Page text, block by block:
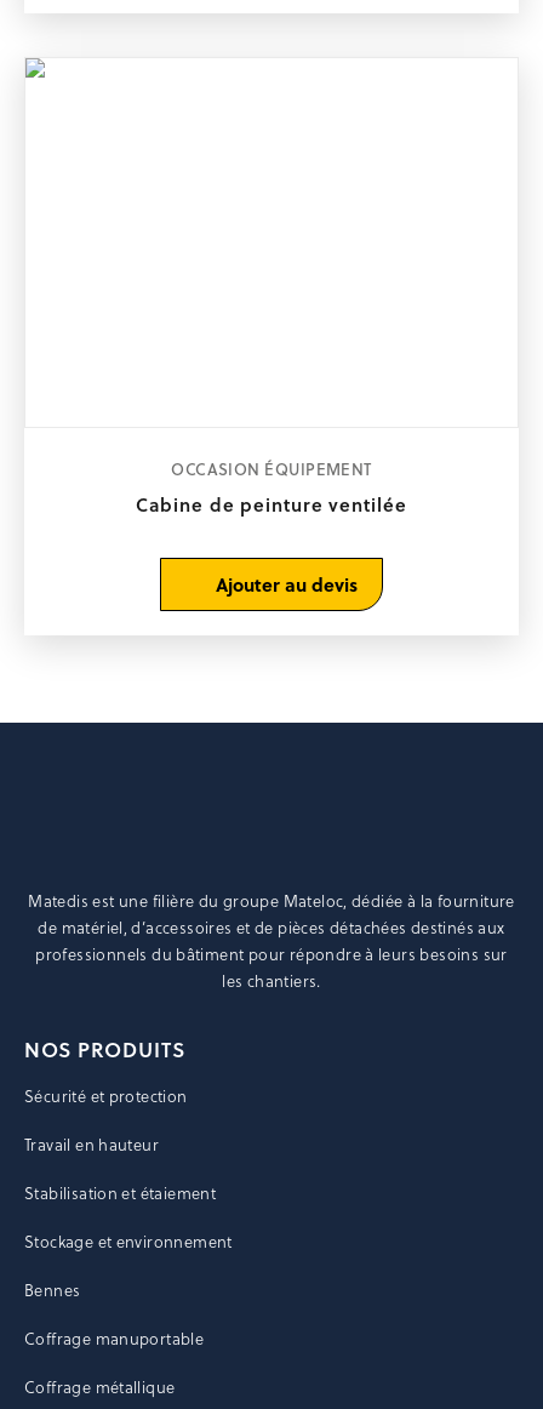
Cabine de peinture ventilée
OCCASION ÉQUIPEMENT
Ajouter au devis
Matedis est une filière du groupe Mateloc, dédiée à la fourniture
de matériel, d’accessoires et de pièces détachées destinés aux
professionnels du bâtiment pour répondre à leurs besoins sur
les chantiers.
NOS PRODUITS
Sécurité et protection
Travail en hauteur
Stabilisation et étaiement
Stockage et environnement
Bennes
Coffrage manuportable
Coffrage métallique